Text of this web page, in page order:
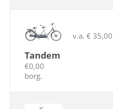
Tandem
€0,00
borg.
v.a. € 35,00